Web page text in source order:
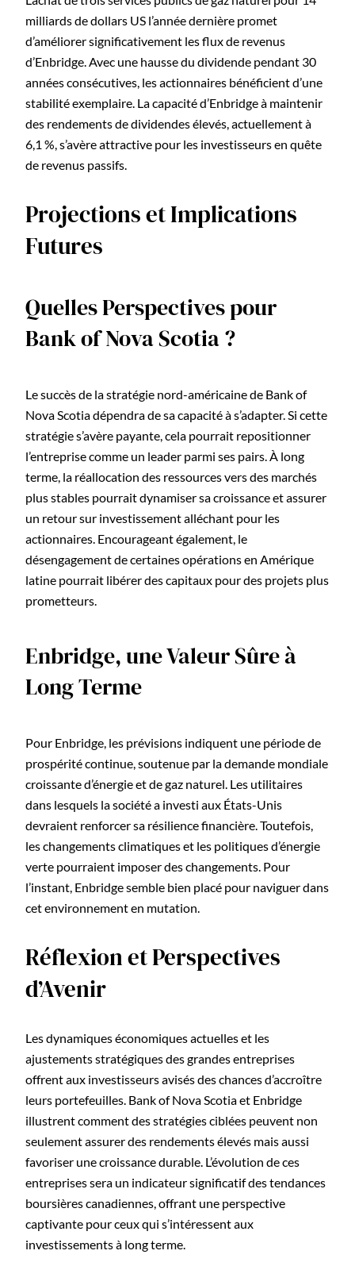
milliards de dollars US l’année dernière promet
d’améliorer significativement les flux de revenus
d’Enbridge. Avec une hausse du dividende pendant 30
années consécutives, les actionnaires bénéficient d’une
stabilité exemplaire. La capacité d’Enbridge à maintenir
des rendements de dividendes élevés, actuellement à
6,1 %, s’avère attractive pour les investisseurs en quête
de revenus passifs.
Projections et Implications
Futures
Quelles Perspectives pour
Bank of Nova Scotia ?
Le succès de la stratégie nord-américaine de Bank of
Nova Scotia dépendra de sa capacité à s’adapter. Si cette
stratégie s’avère payante, cela pourrait repositionner
l’entreprise comme un leader parmi ses pairs. À long
terme, la réallocation des ressources vers des marchés
plus stables pourrait dynamiser sa croissance et assurer
un retour sur investissement alléchant pour les
actionnaires. Encourageant également, le
désengagement de certaines opérations en Amérique
latine pourrait libérer des capitaux pour des projets plus
prometteurs.
Enbridge, une Valeur Sûre à
Long Terme
Pour Enbridge, les prévisions indiquent une période de
prospérité continue, soutenue par la demande mondiale
croissante d’énergie et de gaz naturel. Les utilitaires
dans lesquels la société a investi aux États-Unis
devraient renforcer sa résilience financière. Toutefois,
les changements climatiques et les politiques d’énergie
verte pourraient imposer des changements. Pour
l’instant, Enbridge semble bien placé pour naviguer dans
cet environnement en mutation.
Réflexion et Perspectives
d’Avenir
Les dynamiques économiques actuelles et les
ajustements stratégiques des grandes entreprises
offrent aux investisseurs avisés des chances d’accroître
leurs portefeuilles. Bank of Nova Scotia et Enbridge
illustrent comment des stratégies ciblées peuvent non
seulement assurer des rendements élevés mais aussi
favoriser une croissance durable. L’évolution de ces
entreprises sera un indicateur significatif des tendances
boursières canadiennes, offrant une perspective
captivante pour ceux qui s’intéressent aux
investissements à long terme.